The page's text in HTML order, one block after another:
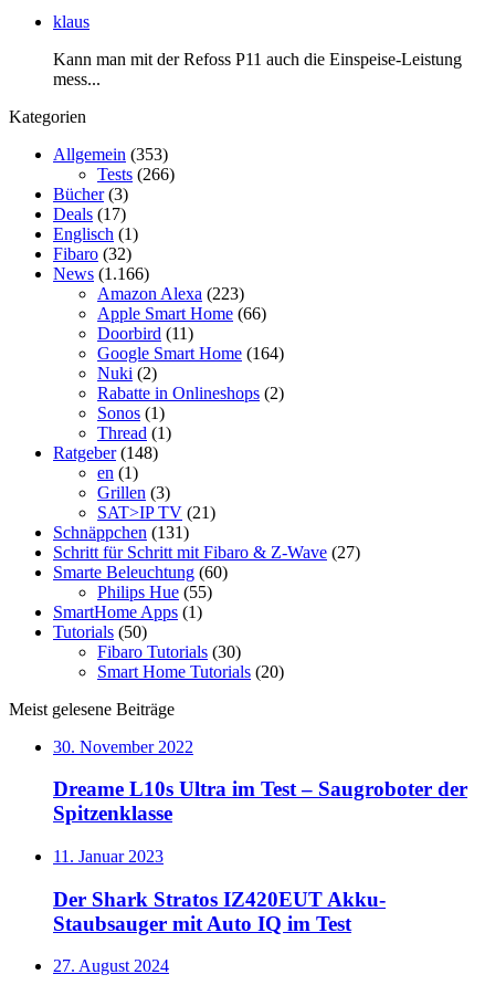
klaus
Kann man mit der Refoss P11 auch die Einspeise-Leistung
mess...
Kategorien
Allgemein (353)
Tests (266)
Bücher(3)
Deals (17)
Englisch (1)
Fibaro (32)
News (1.166)
Amazon Alexa (223)
Apple Smart Home (66)
Doorbird (11)
Google Smart Home (164)
Nuki (2)
Rabatte in Onlineshops (2)
Sonos (1)
Thread (1)
Ratgeber(148)
en (1)
Grillen (3)
SAT>IP TV (21)
Schnäppchen (131)
Schritt für Schritt mit Fibaro & Z-Wave (27)
Smarte Beleuchtung (60)
Philips Hue (55)
SmartHome Apps (1)
Tutorials (50)
Fibaro Tutorials (30)
Smart Home Tutorials (20)
Meist gelesene Beiträge
30. November 2022
Dreame L10s Ultra im Test – Saugroboter der
Spitzenklasse
11. Januar 2023
Der Shark Stratos IZ420EUT Akku-
Staubsauger mit Auto IQ im Test
27. August 2024